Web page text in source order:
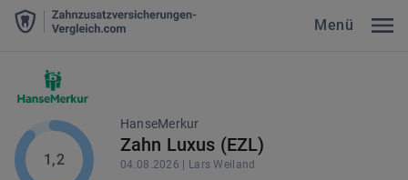
Menü
1,2
HanseMerkur
Zahn Luxus (EZL)
04.08.2026 Lars Weiland